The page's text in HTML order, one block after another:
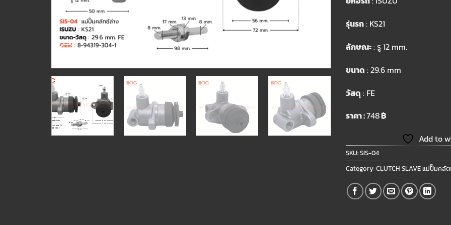
รุ่นรถ: KS21
ลักษณะ: รู 12 mm.
ขนาด : 29.6 mm
วัสดุ : FE
ราคา :748฿
Add to
SKU:SIS-04
Category:CLUTCH SLAVE แม่ปั๊มคลั